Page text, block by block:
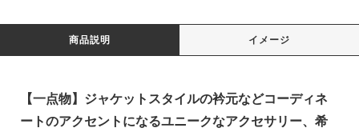
商品説明 イメージ
【一点物】ジャケットスタイルの衿元などコーディネ
ートのアクセントになるユニークなアクセサリー、希